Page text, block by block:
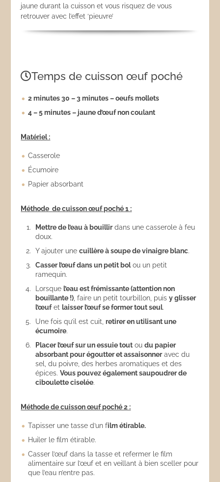
jaune durant la cuisson et vous risquez de vous
retrouver avec l’effet ‘pieuvre’
Temps de cuisson œuf poché
2 minutes 30 – 3 minutes – oeufs mollets
4 – 5 minutes – jaune d’œuf non coulant
Matériel :
Casserole
Écumoire
Papier absorbant
Méthode de cuisson œuf poché 1 :
Mettre de l’eau à bouillirdans une casserole à feu
doux.
Y ajouter unecuillère à soupe de vinaigre blanc.
Casser l’œuf dans un petit bolou un petit
ramequin.
Lorsque l’eau est frémissante (attention non
bouillante !) , faire un petit tourbillon, puisy glisser
l’œufet laisser l’œuf se former tout seul.
Une fois qu’il est cuit,retirer en utilisant une
écumoire.
Placer l’œuf sur un essuie tout oudu papier
absorbant pour égoutter et assaisonneravec du
sel, du poivre, des herbes aromatiques et des
épices.Vous pouvez également saupoudrer de
ciboulette ciselée.
Méthode de cuisson œuf poché 2 :
Tapisser une tasse d’un film étirable.
Huiler le film étirable.
Casser l’œuf dans la tasse et refermer le film
alimentaire sur l’œuf et en veillant à bien sceller pour
que l’eau n’entre pas.